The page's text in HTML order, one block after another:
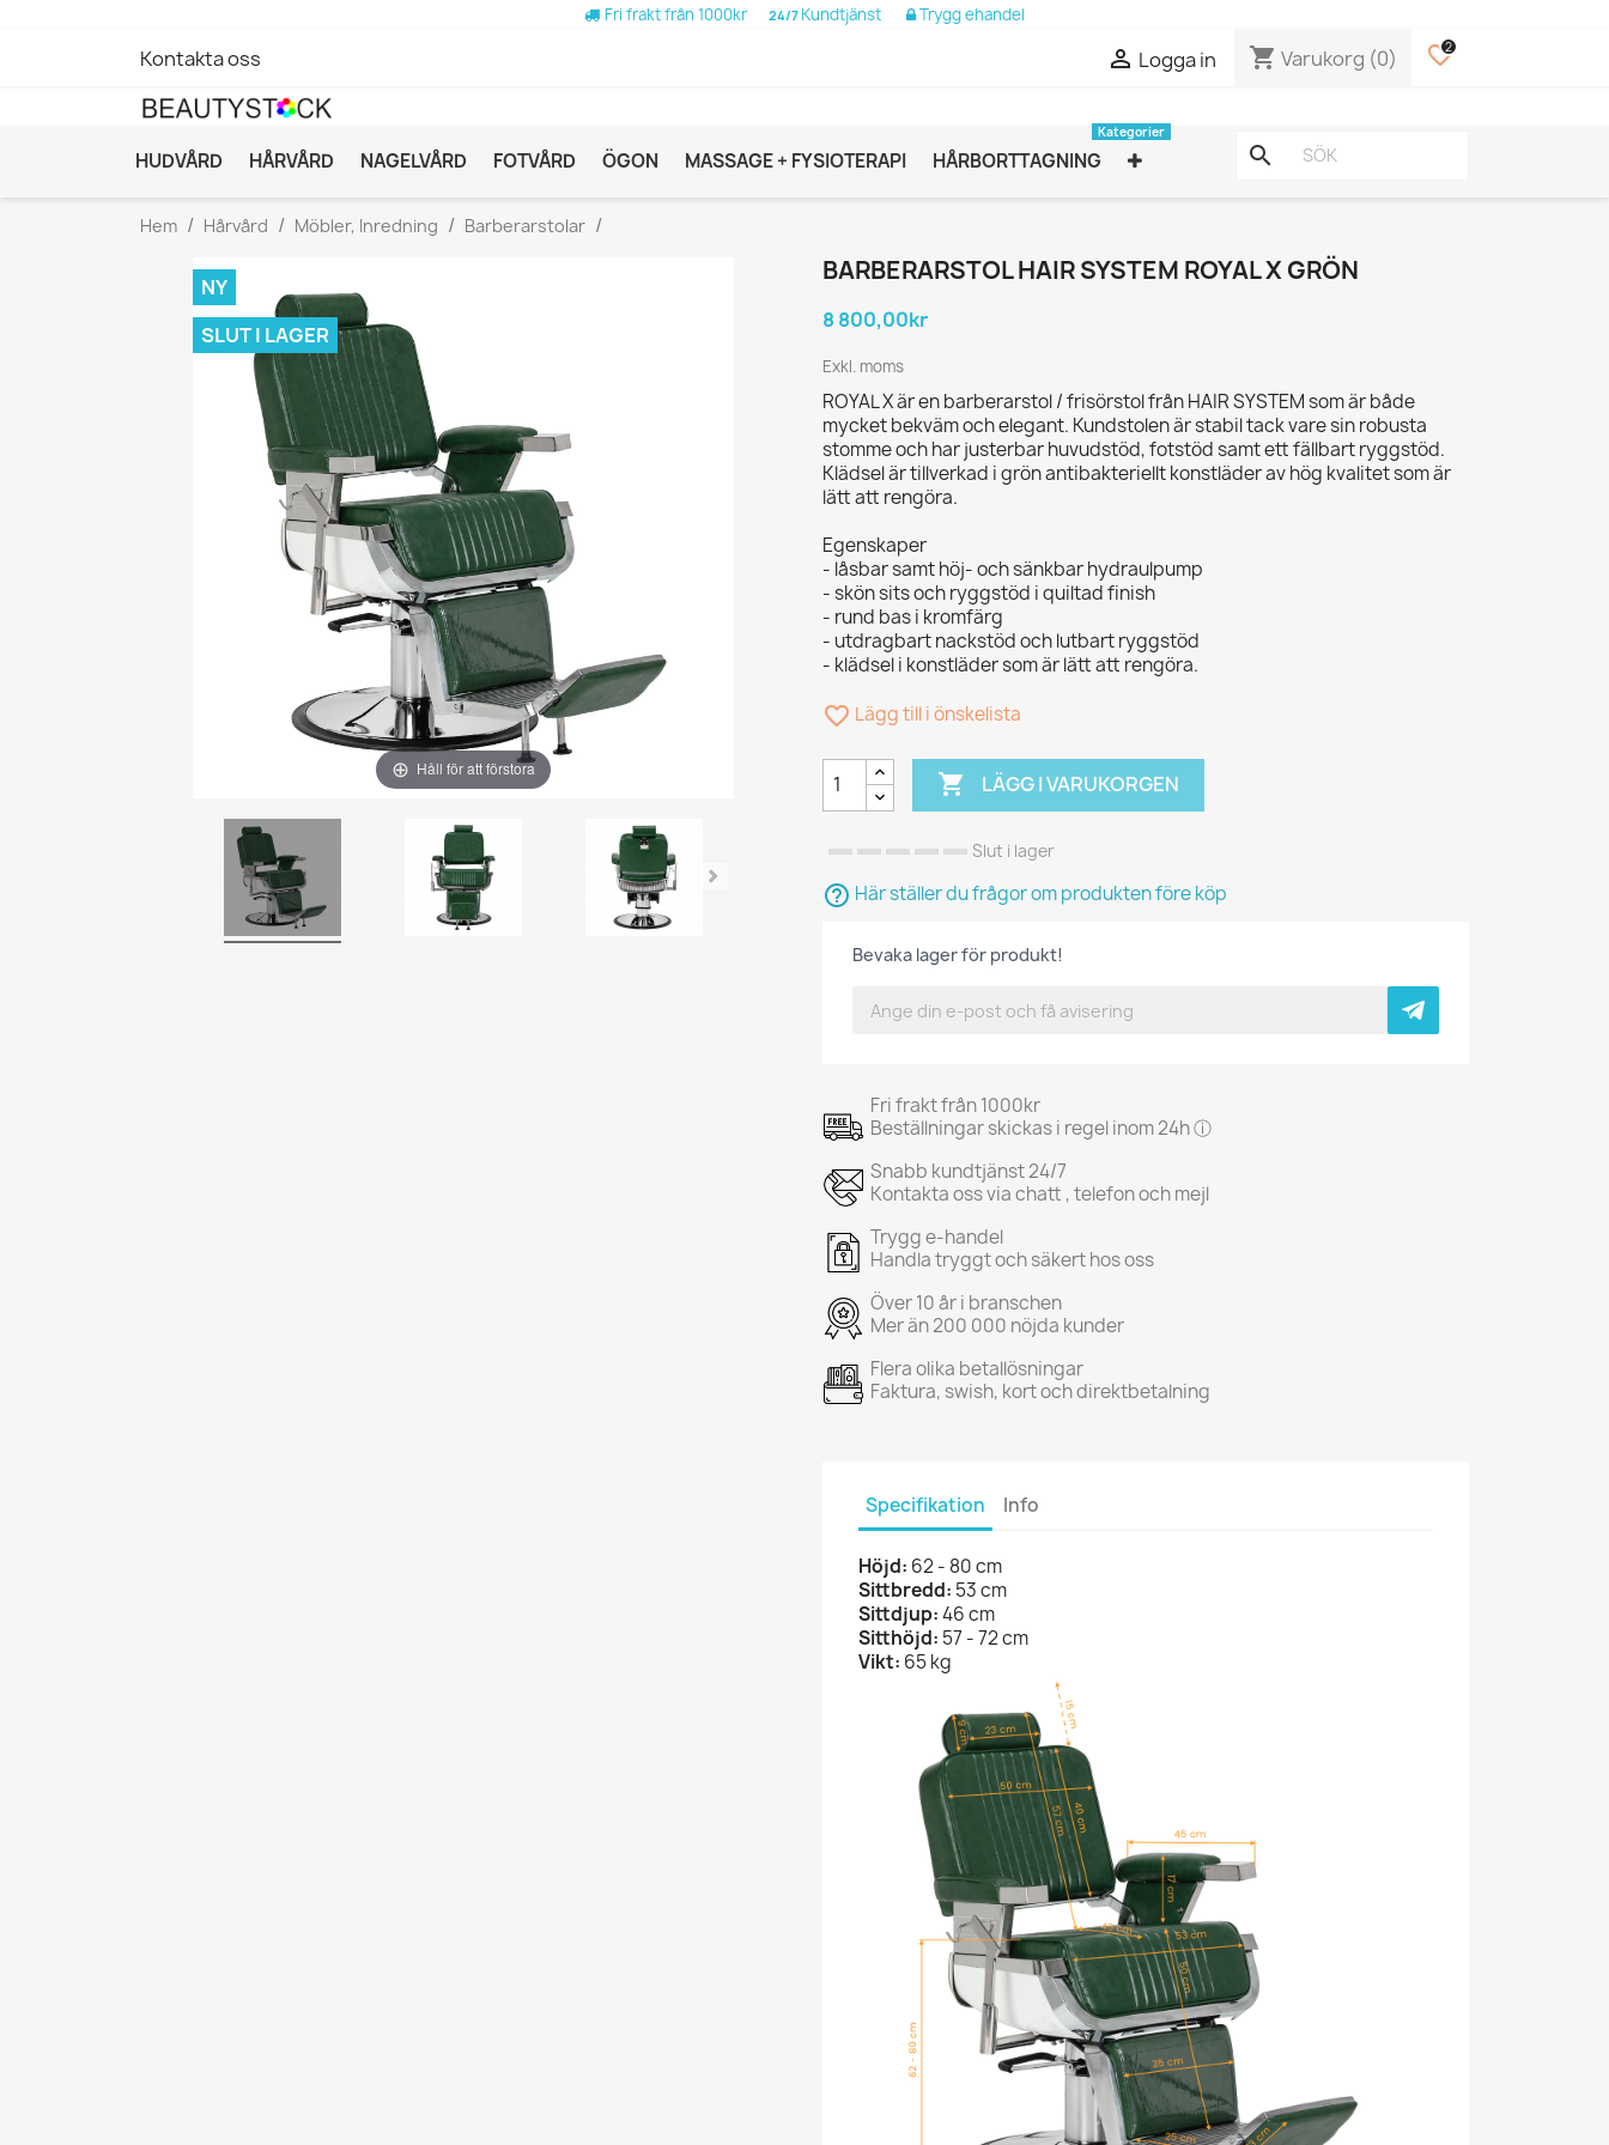
Fri frakt från 1000kr 24/7 Kundtjänst Trygg ehandel
Kontakta oss  Logga in shopping_cart Varukorg (0) favorite_border
2
HUDVÅRD HÅRVÅRD NAGELVÅRD FOTVÅRD ÖGON MASSAGE + FYSIOTERAPI HÅRBORTTAGNING
Kategorier
search
Hem Hårvård Möbler, Inredning Barberarstolar
NY
SLUT I LAGER
Håll för att förstora
BARBERARSTOL HAIR SYSTEM ROYAL X GRÖN
8 800,00kr
Exkl. moms
ROYAL X är en barberarstol / frisörstol från HAIR SYSTEM som är både
mycket bekväm och elegant. Kundstolen är stabil tack vare sin robusta
stomme och har justerbar huvudstöd, fotstöd samt ett fällbart ryggstöd.
Klädsel är tillverkad i grön antibakteriellt konstläder av hög kvalitet som är
lätt att rengöra.
Egenskaper
- låsbar samt höj- och sänkbar hydraulpump
- skön sits och ryggstöd i quiltad finish
- rund bas i kromfärg
- utdragbart nackstöd och lutbart ryggstöd
- klädsel i konstläder som är lätt att rengöra.
favorite_border Lägg till i önskelista
 LÄGG I VARUKORGEN
Slut i lager
help_outline Här ställer du frågor om produkten före köp
Bevaka lager för produkt!
Fri frakt från 1000kr
Beställningar skickas i regel inom 24h ⓘ
Snabb kundtjänst 24/7
Kontakta oss via chatt , telefon och mejl
Trygg e-handel
Handla tryggt och säkert hos oss
Över 10 år i branschen
Mer än 200 000 nöjda kunder
Flera olika betallösningar
Faktura, swish, kort och direktbetalning
Specifikation Info
Höjd: 62 - 80 cm
Sittbredd: 53 cm
Sittdjup:46 cm
Sitthöjd: 57 - 72 cm
Vikt: 65 kg